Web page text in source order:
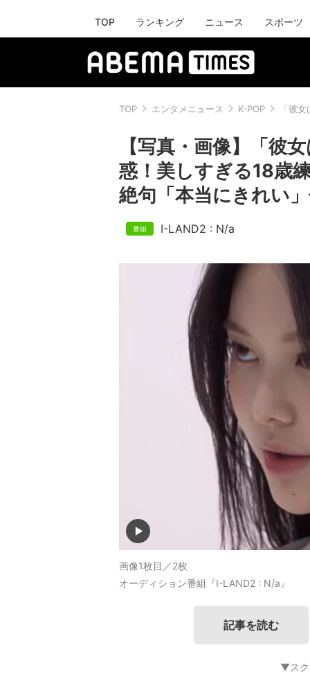
TOP ランキング ニュース スポーツ
TOP エンタメニュース K-POP 「彼
【写真・画像】「彼
惑！美しすぎる18歳
絶句「本当にきれい
I-LAND2 : N/a
画像1枚目／2枚
オーディション番組『I-LAND2 : N/a』
記事を読む
▼スク